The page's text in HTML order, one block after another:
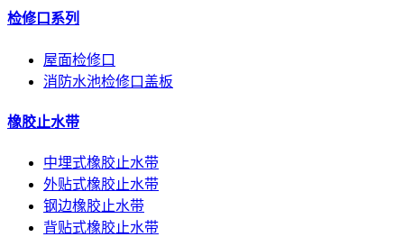
检修口系列
屋面检修口
消防水池检修口盖板
橡胶止水带
中埋式橡胶止水带
外贴式橡胶止水带
钢边橡胶止水带
背贴式橡胶止水带